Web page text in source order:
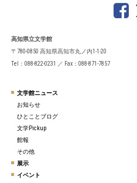
高知県立文学館
〒780-0850 高知県高知市丸ノ内1-1-20
Tel：088-822-0231 ／ Fax：088-871-7857
文学館ニュース
お知らせ
ひとことブログ
文学Pickup
館報
その他
展示
イベント